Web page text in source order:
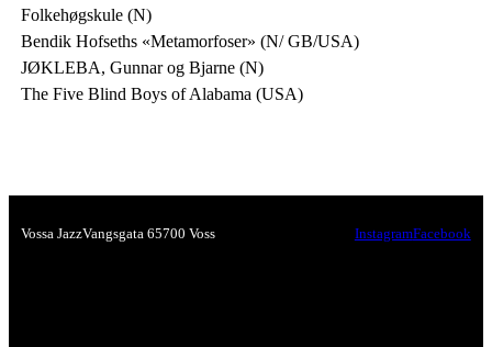
Folkehøgskule (N)
Bendik Hofseths «Metamorfoser» (N/ GB/USA)
JØKLEBA, Gunnar og Bjarne (N)
The Five Blind Boys of Alabama (USA)
Vossa JazzVangsgata 65700 Voss InstagramFacebook